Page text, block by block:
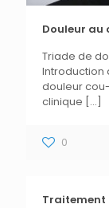
Douleur au
Triade de
Introduction
douleur
clinique […]
0
Traitement